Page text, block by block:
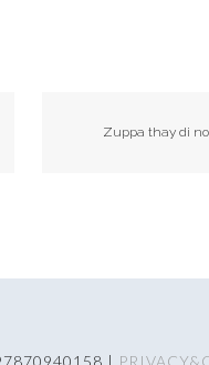
Zuppa thay di
|